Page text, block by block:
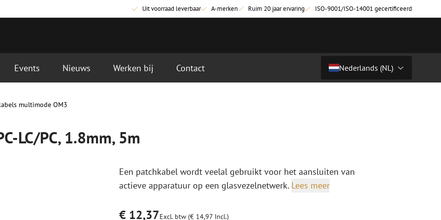
Uit voorraad leverbaar A-merken Ruim 20 jaar ervaring ISO-9001/ISO-14001 gecertificeerd
Glasvezel aansluitmaterialen
Adapters
Las benodigdheden
Glasvezel reiniging
Droge reiniging
Reinigingsaccessoires
Lasapparatuur
Events Nieuws Werken bij Contact Nederlands (NL)
multimode OM3
€ 12,37excl. btw (€ 14,97 incl.)
LC/PC, 1.8mm, 5m
Een patchkabel wordt veelal gebruikt voor het aansluiten van
actieve apparatuur op een glasvezelnetwerk. Lees meer
€ 12,37Excl. btw (€ 14,97 Incl.)